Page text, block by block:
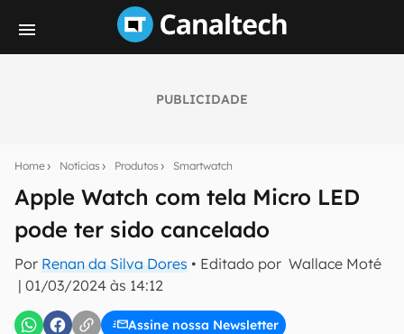
PUBLICIDADE
Home Notícias Produtos Smartwatch
Apple Watch com tela Micro LED
pode ter sido cancelado
Por Renan da Silva Dores • Editado por Wallace Moté
| 01/03/2024 às 14:12
Assine nossa Newsletter
notícias e reviews sobre tecnologia em primeira
mão.
E-mail